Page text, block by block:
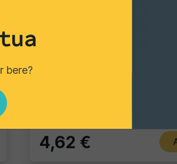
Tortillas/Nacho/Crisp/
Nachos Chips
4,62 €
bere?